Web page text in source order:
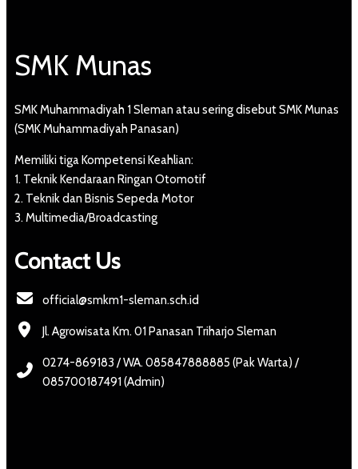
SMK Munas
SMK Muhammadiyah 1 Sleman atau sering disebut SMK Munas
(SMK Muhammadiyah Panasan)
Memiliki tiga Kompetensi Keahlian:
1. Teknik Kendaraan Ringan Otomotif
2. Teknik dan Bisnis Sepeda Motor
3. Multimedia/Broadcasting
Contact Us
official@smkm1-sleman.sch.id
Jl. Agrowisata Km. 01 Panasan Triharjo Sleman
0274-869183 / WA. 085847888885 (Pak Warta) /
085700187491 (Admin)